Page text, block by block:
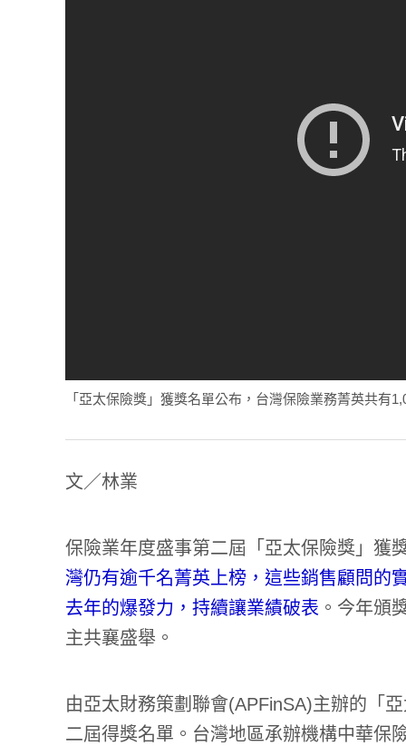
「亞太保險獎」獲獎名單公布，台灣保險業務菁英共有
文／林業
保險業年度盛事第二屆「亞太保險獎」獲
灣仍有逾千名菁英上榜，這些銷售顧問的
去年的爆發力，持續讓業績破表 。今年頒
主共襄盛舉。
由亞太財務策劃聯會(APFinSA)主辦的「
二屆得獎名單。台灣地區承辦機構中華保